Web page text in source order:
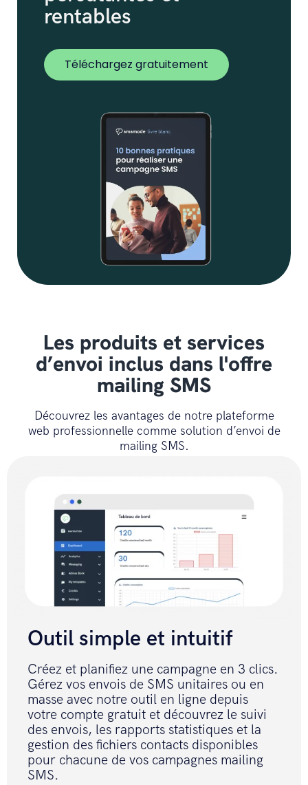
rentables
Téléchargez gratuitement
Les produits et services
d’envoi inclus dans l'offre
mailing SMS
Découvrez les avantages de notre plateforme
web professionnelle comme solution d’envoi de
mailing SMS.
Outil simple et intuitif
Créez et planifiez une campagne en 3 clics.
Gérez vos envois de SMS unitaires ou en
masse avec notre outil en ligne depuis
votre compte gratuit et découvrez le suivi
des envois, les rapports statistiques et la
gestion des fichiers contacts disponibles
pour chacune de vos campagnes mailing
SMS.